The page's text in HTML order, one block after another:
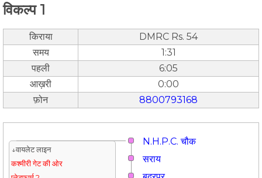
विकल्प 1
किराया
DMRC Rs. 54
समय
1:31
पहली
6:05
आख़री
0:00
फ़ोन
8800793168
N.H.P.C. चौक
↓वायलेट लाइन
कश्मीरी गेट की ओर
सराय